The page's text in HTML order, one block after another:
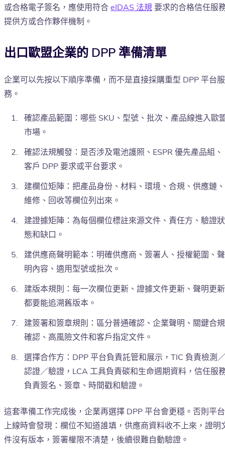
或合格電子簽名，應使用符合eIDAS 法規要求的合格信任服
提供方或合作夥伴機制。
出口歐盟企業的 DPP 準備清單
企業可以先按以下順序準備，而不是直接採購重型 DPP 平台服
務。
確認產品範圍：哪些 SKU、型號、批次、產品線進入歐
市場。
確認法規觸發：是否涉及電池護照、ESPR 優先產品組、
客戶 DPP 要求或平台要求。
建欄位矩陣：把產品身份、材料、環境、合規、供應鏈、
維修、回收等欄位列出來。
建證據矩陣：為每個欄位標註來源文件、責任方、驗證狀
態和缺口。
建供應商聲明範本：明確供應商、簽署人、授權範圍、聲
明內容、適用型號或批次。
建版本規則：每一次欄位更新、證據文件更新、聲明更新
都要能追溯舊版本。
建簽署和簽章規則：區分普通確認、企業聲明、關鍵合規
確認、高風險文件和客戶指定文件。
選擇合作方：DPP 平台負責託管和展示，TIC 負責檢測／
認證／驗證，LCA 工具負責碳和生命週期資料，信任服
負責簽名、簽章、時間戳和驗證。
這套準備工作完成後，企業再選擇 DPP 平台會更穩。否則平台
上線時會發現：欄位不知道誰填，供應商資料收不上來，證明
件沒有版本，簽署權限不清楚，後續很難自動驗證。